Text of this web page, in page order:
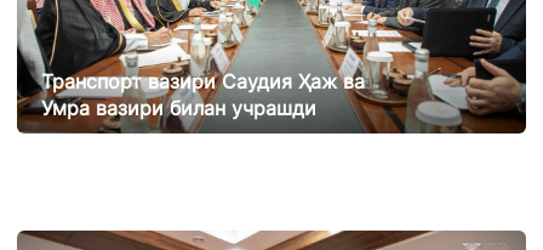
Транспорт вазири Саудия Ҳаж ва
Умра вазири билан учрашди